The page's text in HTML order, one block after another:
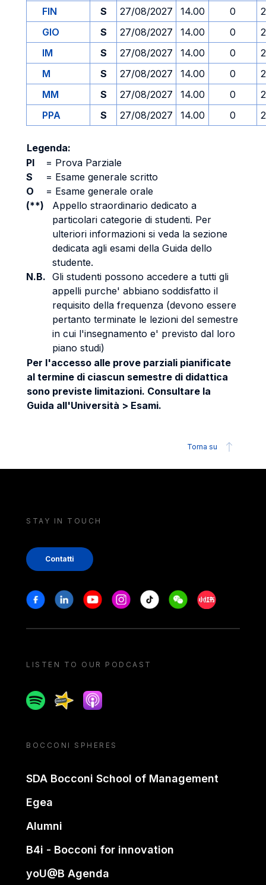
FIN S 27/08/2027 14.00 0
GIO
S 27/08/2027 14.00 0
IM
S 27/08/2027 14.00 0
M
S 27/08/2027 14.00 0
MM
S 27/08/2027 14.00 0
PPA
S 27/08/2027 14.00 0
Legenda:
PI
= Prova Parziale
S
= Esame generale scritto
O
= Esame generale orale
(**)
Appello straordinario dedicato a
particolari categorie di studenti. Per
ulteriori informazioni si veda la sezione
dedicata agli esami della Guida dello
studente.
N.B. Gli studenti possono accedere a tutti gli
appelli purche' abbiano soddisfatto il
requisito della frequenza (devono essere
pertanto terminate le lezioni del semestre
in cui l'insegnamento e' previsto dal loro
piano studi)
Per l'accesso alle prove parziali pianificate
al termine di ciascun semestre di didattica
sono previste limitazioni. Consultare la
Guida all'Università > Esami.
Torna su
STAY IN TOUCH
Contatti
Stay in touch
FacebookLinkedinYoutubeInstagram
Tiktok WeechatXiaohongshu/
LISTEN TO OUR PODCAST
SpotifySpreakerApple podcast
BOCCONI SPHERES
SDA Bocconi School of Management
Egea
Alumni
B4i - Bocconi for innovation
yoU@B Agenda